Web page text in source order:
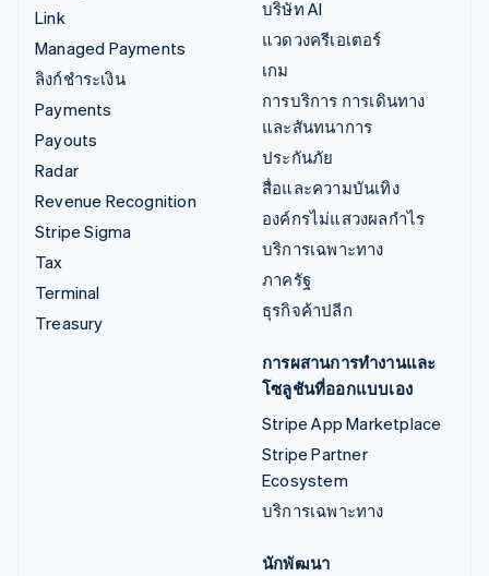
Link
Managed Payments
ลิงก์ชำระเงิน
Payments
Payouts
Radar
Revenue Recognition
Stripe Sigma
Tax
Terminal
Treasury
บริษัท AI
แวดวงครีเอเตอร์
เกม
การบริการ การเดินทาง
และสันทนาการ
ประกันภัย
สื่อและความบันเทิง
องค์กรไม่แสวงผลกำไร
บริการเฉพาะทาง
ภาครัฐ
ธุรกิจค้าปลีก
การผสานการทำงานและ
โซลูชันที่ออกแบบเอง
Stripe App Marketplace
Stripe Partner
Ecosystem
บริการเฉพาะทาง
นักพัฒนา